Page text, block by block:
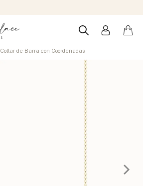
Collar de Barra con Coordenadas